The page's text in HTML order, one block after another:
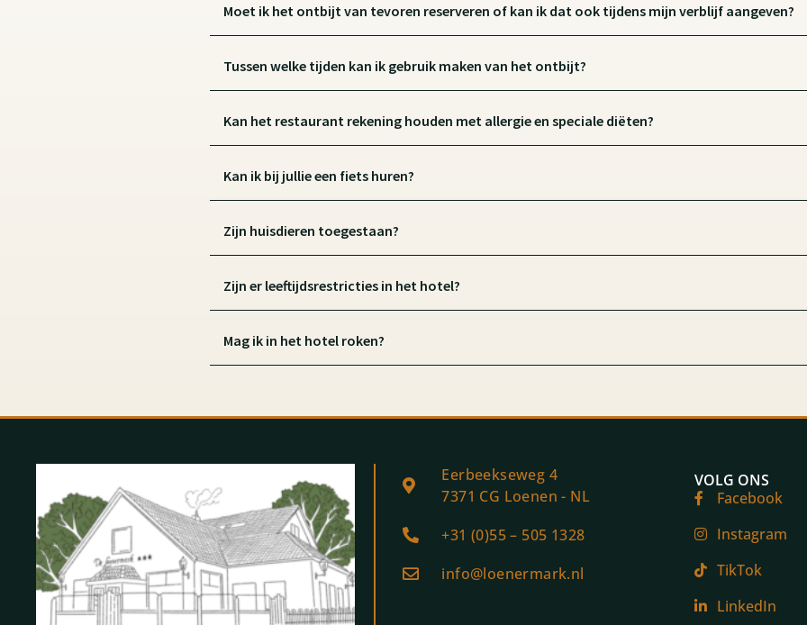
Moet ik het ontbijt van tevoren reserveren of kan ik dat ook tijdens mijn verblijf aangeven?
Tussen welke tijden kan ik gebruik maken van het ontbijt?
Kan het restaurant rekening houden met allergie en speciale diëten?
Kan ik bij jullie een fiets huren?
Zijn huisdieren toegestaan?
Zijn er leeftijdsrestricties in het hotel?
Mag ik in het hotel roken?
Eerbeekseweg 4
7371 CG Loenen - NL
+31 (0)55 – 505 1328
info@loenermark.nl
VOLG ONS
Facebook
Instagram
TikTok
LinkedIn